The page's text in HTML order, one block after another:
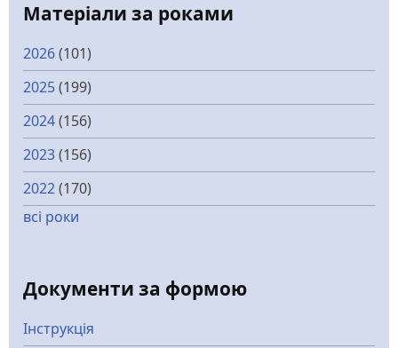
Матеріали за роками
2026(101)
2025(199)
2024(156)
2023(156)
2022(170)
всі роки
Документи за формою
Інструкція